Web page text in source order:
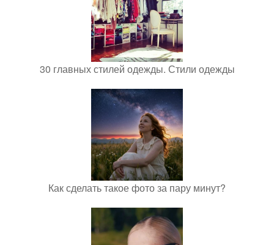
30 главных стилей одежды. Стили одежды
Как сделать такое фото за пару минут?